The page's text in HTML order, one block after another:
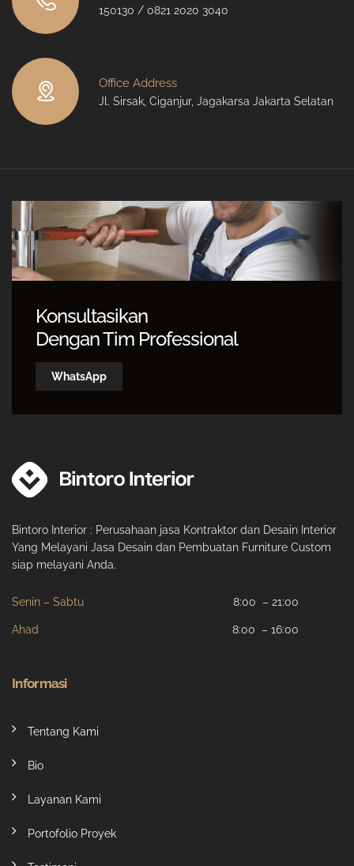
150130 / 0821 2020 3040
Office Address
Jl. Sirsak, Ciganjur, Jagakarsa Jakarta Selatan
Konsultasikan
Dengan Tim Professional
WhatsApp
Bintoro Interior : Perusahaan jasa Kontraktor dan Desain Interior
Yang Melayani Jasa Desain dan Pembuatan Furniture Custom
siap melayani Anda.
Senin – Sabtu 8:00 – 21:00
Ahad 8:00 – 16:00
Informasi
Tentang Kami
Bio
Layanan Kami
Portofolio Proyek